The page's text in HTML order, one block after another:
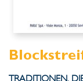
TRADITIONEN,